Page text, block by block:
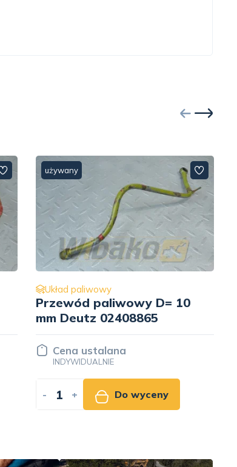
używany
Układ paliwowy
Świeca płomieniowa 19V
Bosch 0257201001
Cena ustalana
INDYWIDUALNIE
- + Do wyceny